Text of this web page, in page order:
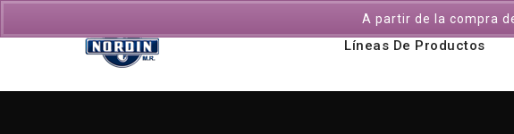
Líneas De Productos
A partir de la compra